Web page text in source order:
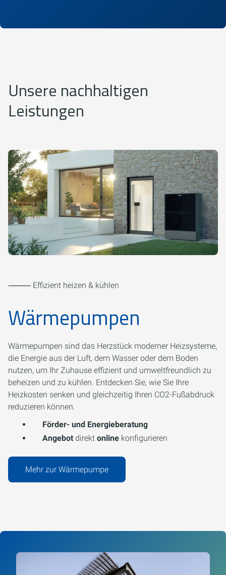
Unsere nachhaltigen
Leistungen
⸻ Effizient heizen & kühlen
Wärmepumpen
Wärmepumpen sind das Herzstück moderner Heizsysteme,
die Energie aus der Luft, dem Wasser oder dem Boden
nutzen, um Ihr Zuhause effizient und umweltfreundlich zu
beheizen und zu kühlen. Entdecken Sie, wie Sie Ihre
Heizkosten senken und gleichzeitig Ihren CO2-Fußabdruck
reduzieren können.
Förder- und Energieberatung
Angebot direkt online konfigurieren
Mehr zur Wärmepumpe